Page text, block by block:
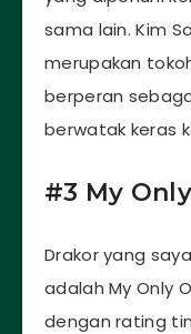
sama lain. Kim
merupakan
berperan
berwatak keras
#3 My
Drakor yang
adalah My Only
dengan rating